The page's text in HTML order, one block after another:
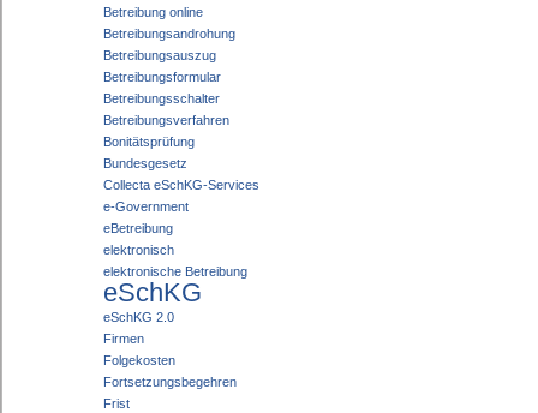
Betreibung online
Betreibungsandrohung
Betreibungsauszug
Betreibungsformular
Betreibungsschalter
Betreibungsverfahren
Bonitätsprüfung
Bundesgesetz
Collecta eSchKG-Services
e-Government
eBetreibung
elektronisch
elektronische Betreibung
eSchKG
eSchKG 2.0
Firmen
Folgekosten
Fortsetzungsbegehren
Frist